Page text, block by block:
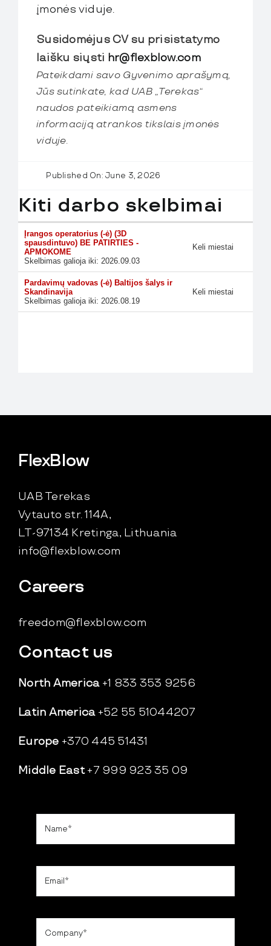
įmonės viduje.
Susidomėjus CV su prisistatymo
laišku siųsti hr@flexblow.com
Pateikdami savo Gyvenimo aprašymą,
Jūs sutinkate, kad UAB „Terekas“
naudos pateikiamą asmens
informaciją atrankos tikslais įmonės
viduje.
Published On: June 3, 2026
Kiti darbo skelbimai
FlexBlow
UAB Terekas
Vytauto str. 114A,
LT-97134 Kretinga, Lithuania
info@flexblow.com
Careers
freedom@flexblow.com
Contact us
North America +1 833 353 9256
Latin America +52 55 51044207
Europe +370 445 51431
Middle East +7 999 923 35 09